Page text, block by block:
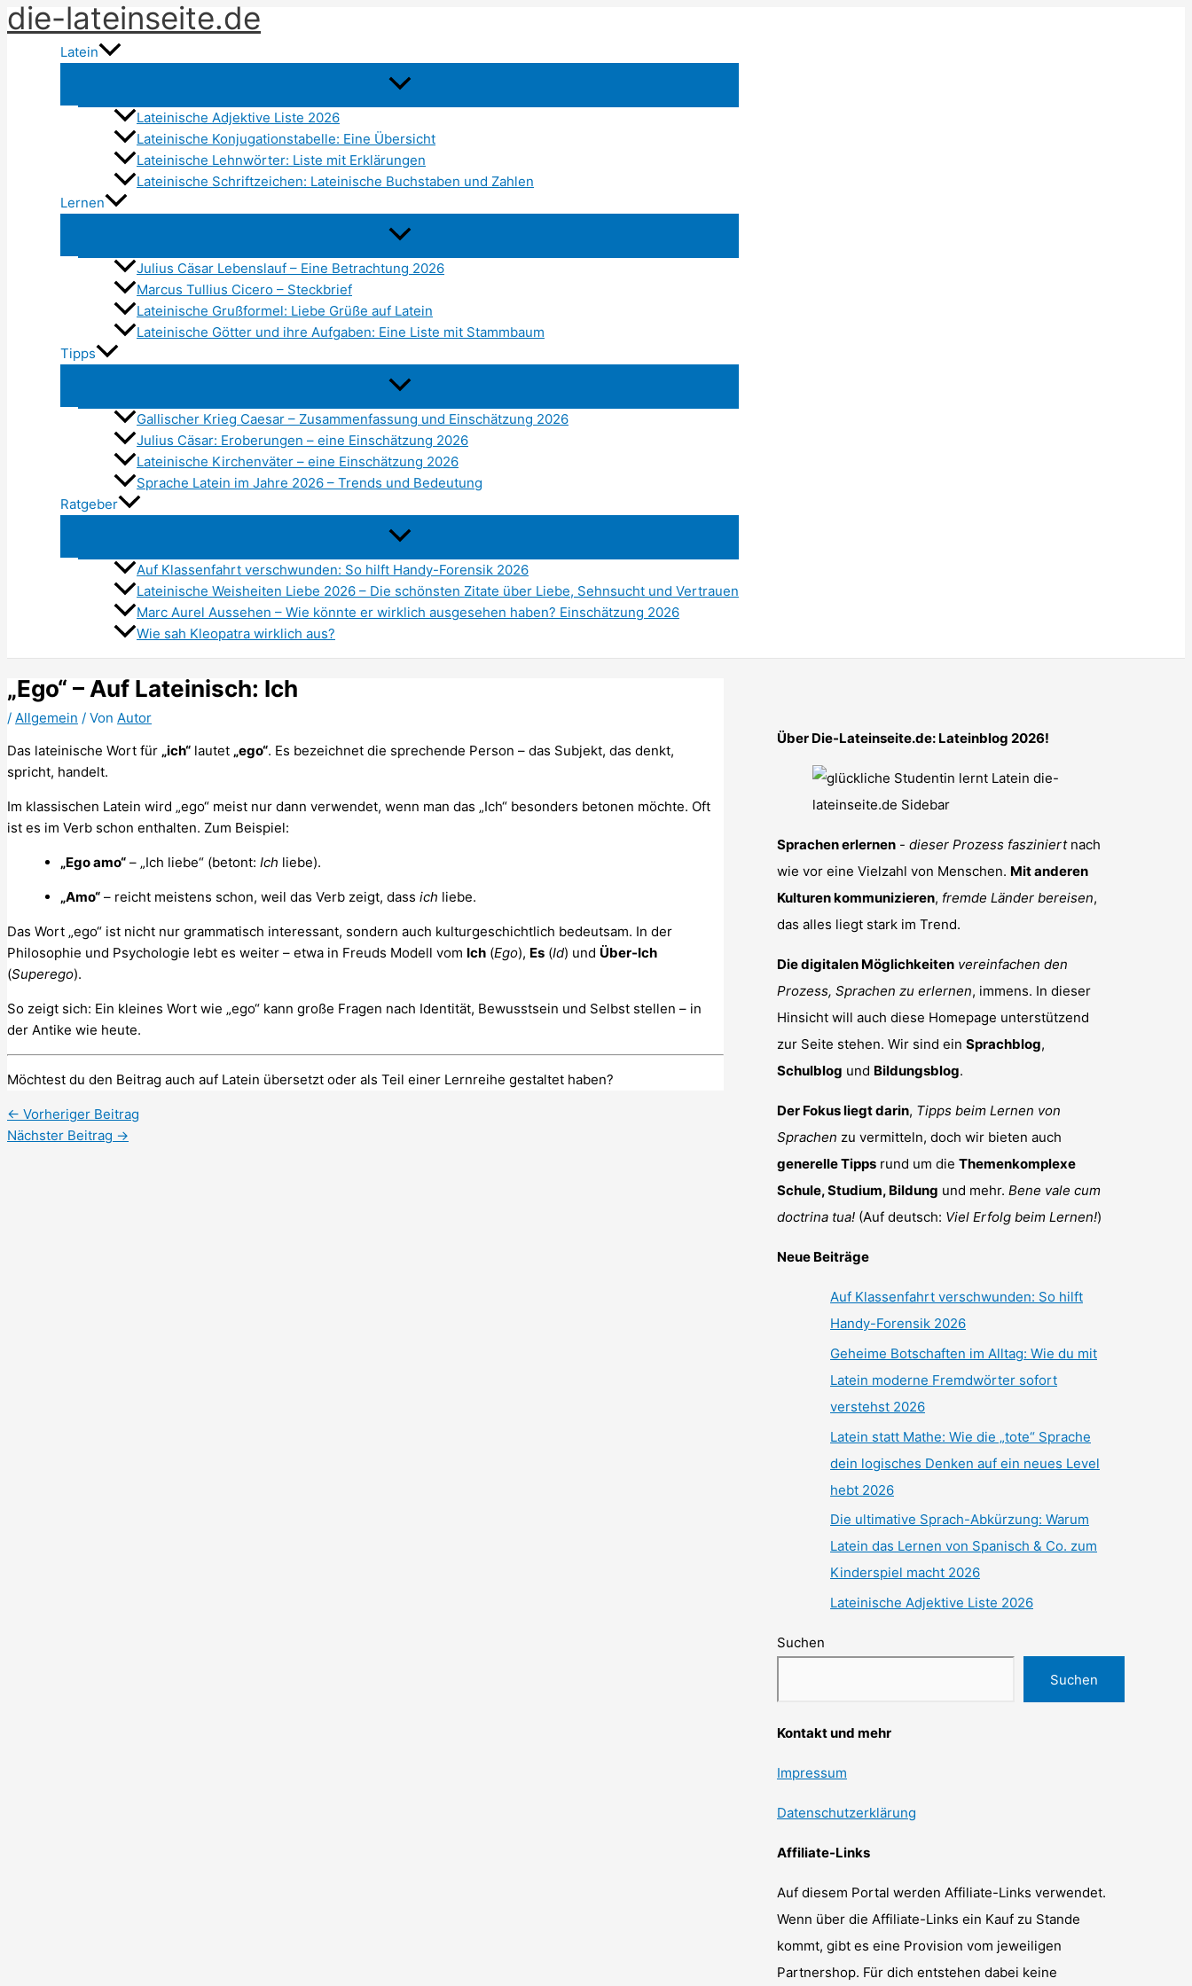
Zum
Inhalt
springen
die-lateinseite.de
Latein
Lateinische Adjektive Liste 2026
Lateinische Konjugationstabelle: Eine Übersicht
Lateinische Lehnwörter: Liste mit Erklärungen
Lateinische Schriftzeichen: Lateinische Buchstaben und Zahlen
Lernen
Julius Cäsar Lebenslauf – Eine Betrachtung 2026
Marcus Tullius Cicero – Steckbrief
Lateinische Grußformel: Liebe Grüße auf Latein
Lateinische Götter und ihre Aufgaben: Eine Liste mit Stammbaum
Tipps
Gallischer Krieg Caesar – Zusammenfassung und Einschätzung 2026
Julius Cäsar: Eroberungen – eine Einschätzung 2026
Lateinische Kirchenväter – eine Einschätzung 2026
Sprache Latein im Jahre 2026 – Trends und Bedeutung
Ratgeber
Auf Klassenfahrt verschwunden: So hilft Handy-Forensik 2026
Lateinische Weisheiten Liebe 2026 – Die schönsten Zitate über Liebe, Sehnsucht und Vertrauen
Marc Aurel Aussehen – Wie könnte er wirklich ausgesehen haben? Einschätzung 2026
Wie sah Kleopatra wirklich aus?
„Ego“ – Auf Lateinisch: Ich
/ Allgemein / Von Autor
Das lateinische Wort für „ich“ lautet „ego“. Es bezeichnet die sprechende Person – das Subjekt, das denkt,
spricht, handelt.
Im klassischen Latein wird „ego“ meist nur dann verwendet, wenn man das „Ich“ besonders betonen möchte. Oft
ist es im Verb schon enthalten. Zum Beispiel:
„Ego amo“ – „Ich liebe“ (betont: Ich liebe).
„Amo“ – reicht meistens schon, weil das Verb zeigt, dass ich liebe.
Das Wort „ego“ ist nicht nur grammatisch interessant, sondern auch kulturgeschichtlich bedeutsam. In der
Philosophie und Psychologie lebt es weiter – etwa in Freuds Modell vom Ich (Ego), Es (Id) und Über-Ich
(Superego).
So zeigt sich: Ein kleines Wort wie „ego“ kann große Fragen nach Identität, Bewusstsein und Selbst stellen – in
der Antike wie heute.
Möchtest du den Beitrag auch auf Latein übersetzt oder als Teil einer Lernreihe gestaltet haben?
← Vorheriger Beitrag
Nächster Beitrag →
Über Die-Lateinseite.de: Lateinblog 2026!
Sprachen erlernen - dieser Prozess fasziniertnach
wie vor eine Vielzahl von Menschen. Mit anderen
Kulturen kommunizieren, fremde Länder bereisen,
das alles liegt stark im Trend.
Die digitalen Möglichkeiten vereinfachen den
Prozess, Sprachen zu erlernen, immens. In dieser
Hinsicht will auch diese Homepage unterstützend
zur Seite stehen. Wir sind ein Sprachblog,
Schulblog und Bildungsblog.
Der Fokus liegt darin, Tipps beim Lernen von
Sprachen zu vermitteln, doch wir bieten auch
generelle Tipps rund um die Themenkomplexe
Schule, Studium, Bildung und mehr. Bene vale cum
doctrina tua! (Auf deutsch: Viel Erfolg beim Lernen!)
Neue Beiträge
Auf Klassenfahrt verschwunden: So hilft
Handy-Forensik 2026
Geheime Botschaften im Alltag: Wie du mit
Latein moderne Fremdwörter sofort
verstehst 2026
Latein statt Mathe: Wie die „tote“ Sprache
dein logisches Denken auf ein neues Level
hebt 2026
Die ultimative Sprach-Abkürzung: Warum
Latein das Lernen von Spanisch & Co. zum
Kinderspiel macht 2026
Lateinische Adjektive Liste 2026
Suchen
Suchen
Kontakt und mehr
Impressum
Datenschutzerklärung
Affiliate-Links
Auf diesem Portal werden Affiliate-Links verwendet.
Wenn über die Affiliate-Links ein Kauf zu Stande
kommt, gibt es eine Provision vom jeweiligen
Partnershop. Für dich entstehen dabei keine